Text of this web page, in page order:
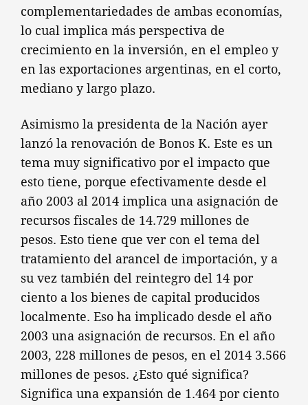
complementariedades de ambas economías,
lo cual implica más perspectiva de
crecimiento en la inversión, en el empleo y
en las exportaciones argentinas, en el corto,
mediano y largo plazo.
Asimismo la presidenta de la Nación ayer
lanzó la renovación de Bonos K. Este es un
tema muy significativo por el impacto que
esto tiene, porque efectivamente desde el
año 2003 al 2014 implica una asignación de
recursos fiscales de 14.729 millones de
pesos. Esto tiene que ver con el tema del
tratamiento del arancel de importación, y a
su vez también del reintegro del 14 por
ciento a los bienes de capital producidos
localmente. Eso ha implicado desde el año
2003 una asignación de recursos. En el año
2003, 228 millones de pesos, en el 2014 3.566
millones de pesos. ¿Esto qué significa?
Significa una expansión de 1.464 por ciento